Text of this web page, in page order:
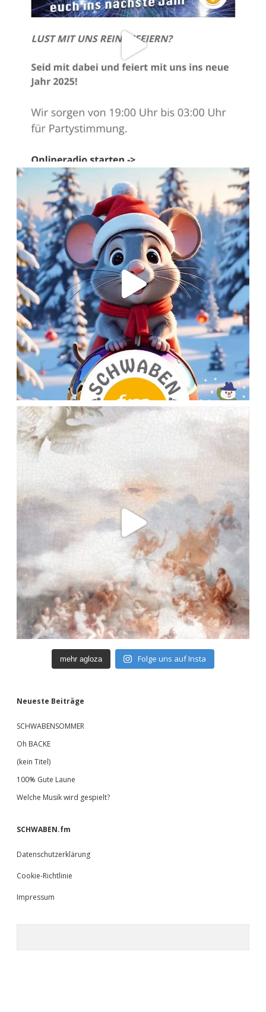
mehr agloza Folge uns auf Insta
Neueste Beiträge
SCHWABENSOMMER
Oh BACKE
(kein Titel)
100% Gute Laune
Welche Musik wird gespielt?
SCHWABEN.fm
Datenschutzerklärung
Cookie-Richtlinie
Impressum